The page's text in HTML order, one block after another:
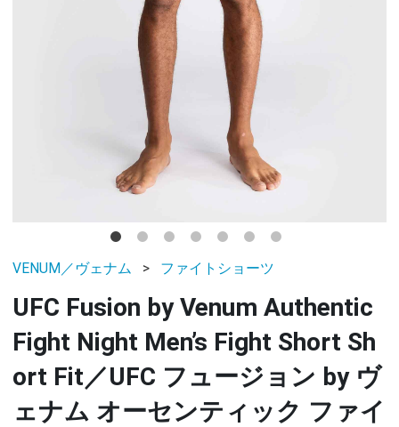
VENUM／ヴェナム ファイトショーツ
UFC Fusion by Venum Authentic
Fight Night Men’s Fight Short Sh
ort Fit／UFC フュージョン by ヴ
ェナム オーセンティック ファイ